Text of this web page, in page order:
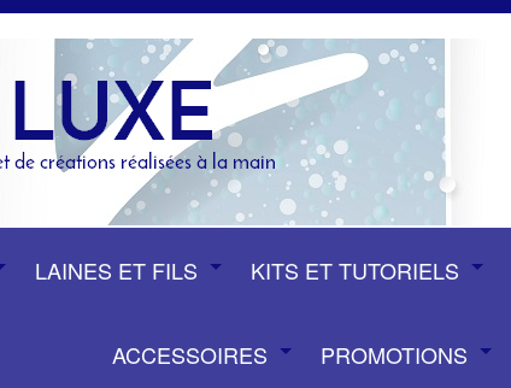
LAINES ET FILS KITS ET TUTORIELS
ACCESSOIRES PROMOTIONS